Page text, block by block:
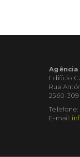
Agência
Edifício
Rua
2560-309
Telefone:
E-mail: